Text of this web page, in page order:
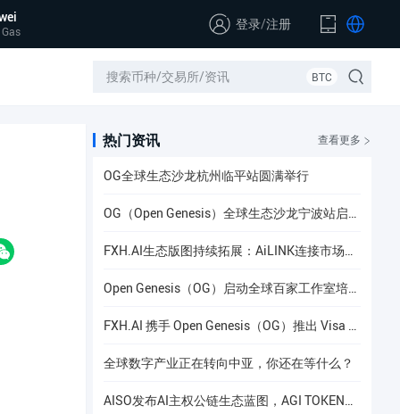
登录/注册
BTC
热门资讯 查看更多
OG全球生态沙龙杭州临平站圆满举行
OG（Open Genesis）全球生态沙龙宁波站启幕，聚焦AI × Web3共识与应用落地
FXH.AI生态版图持续拓展：AiLINK连接市场数据、AI洞察与安全协作
Open Genesis（OG）启动全球百家工作室培养计划
FXH.AI 携手 Open Genesis（OG）推出 Visa 联名实体卡
全球数字产业正在转向中亚，你还在等什么？
AISO发布AI主权公链生态蓝图，AGI TOKEN计划于12月24日上线Gate.io